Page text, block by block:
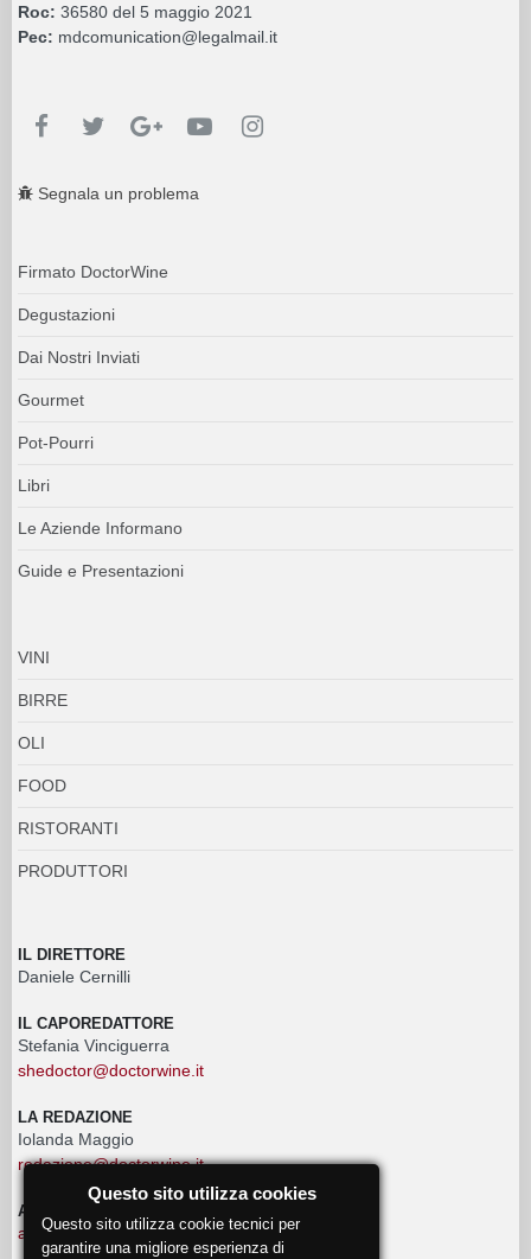
Roc: 36580 del 5 maggio 2021
Pec: mdcomunication@legalmail.it
Segnala un problema
Firmato DoctorWine
Degustazioni
Dai Nostri Inviati
Gourmet
Pot-Pourri
Libri
Le Aziende Informano
Guide e Presentazioni
VINI
BIRRE
OLI
FOOD
RISTORANTI
PRODUTTORI
IL DIRETTORE
Daniele Cernilli
IL CAPOREDATTORE
Stefania Vinciguerra
shedoctor@doctorwine.it
LA REDAZIONE
Iolanda Maggio
redazione@doctorwine.it
ADVERTISING
advertising@doctorwine.it
Questo sito utilizza cookies
Questo sito utilizza cookie tecnici per
garantire una migliore esperienza di